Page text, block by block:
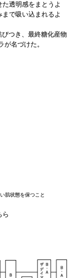
透明感をまとうよ
で吸い込まれるよ
つき、最終糖化産物
が名づけた。
肌状態を保つこと
ら